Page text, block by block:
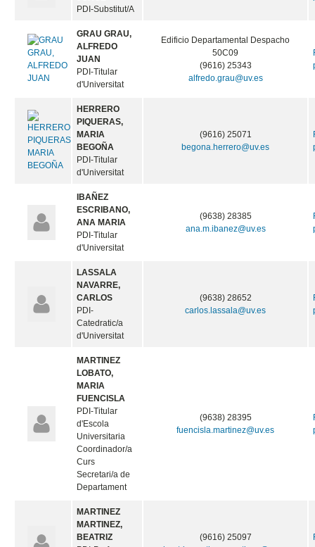
PDI-Substitut/A
GRAU GRAU,
ALFREDO
JUAN
PDI-Titular
d'Universitat
Edificio Departamental Despacho
50C09
(9616) 25343
alfredo.grau@uv.es
HERRERO
PIQUERAS,
MARIA
BEGOÑA
PDI-Titular
d'Universitat
(9616) 25071
begona.herrero@uv.es
IBAÑEZ
ESCRIBANO,
ANA MARIA
PDI-Titular
d'Universitat
(9638) 28385
ana.m.ibanez@uv.es
LASSALA
NAVARRE,
CARLOS
PDI-
Catedratic/a
d'Universitat
(9638) 28652
carlos.lassala@uv.es
MARTINEZ
LOBATO,
MARIA
FUENCISLA
PDI-Titular
d'Escola
Universitaria
Coordinador/a
Curs
Secretari/a de
Departament
(9638) 28395
fuencisla.martinez@uv.es
MARTINEZ
MARTINEZ,
BEATRIZ
(9616) 25097